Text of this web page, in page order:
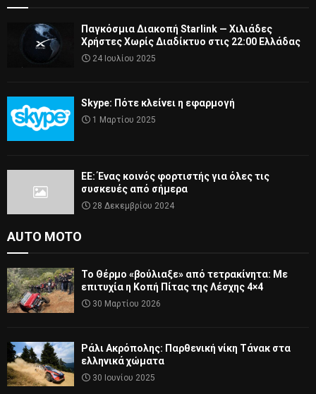
Παγκόσμια Διακοπή Starlink — Χιλιάδες
Χρήστες Χωρίς Διαδίκτυο στις 22:00 Ελλάδας
24 Ιουλίου 2025
Skype: Πότε κλείνει η εφαρμογή
1 Μαρτίου 2025
ΕΕ: Ένας κοινός φορτιστής για όλες τις
συσκευές από σήμερα
28 Δεκεμβρίου 2024
AUTO MOTO
Το Θέρμο «βούλιαξε» από τετρακίνητα: Με
επιτυχία η Κοπή Πίτας της Λέσχης 4×4
30 Μαρτίου 2026
Ράλι Ακρόπολης: Παρθενική νίκη Τάνακ στα
ελληνικά χώματα
30 Ιουνίου 2025